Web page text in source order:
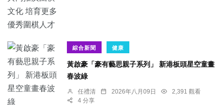
綜合新聞 健康
黃啟豪「豪有藝思親子系列」 新港板頭星空童畫
春波綠
任禮清 2026年八月09日
2,391 觀看
4 分享